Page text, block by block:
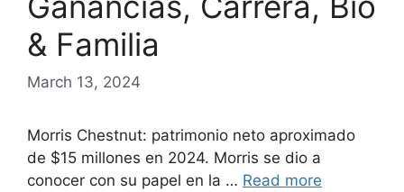
& Familia
March 13, 2024
Morris Chestnut: patrimonio neto aproximado
de $15 millones en 2024. Morris se dio a
conocer con su papel en la … Read more